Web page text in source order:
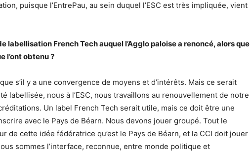
puisque l’EntrePau, au sein duquel l’ESC est très impliquée, vient
labellisation French Tech auquel l’Agglo paloise a renoncé, alors que
l’ont obtenu ?
s’il y a une convergence de moyens et d’intérêts. Mais ce serait
labellisée, nous à l’ESC, nous travaillons au renouvellement de notre
Un label French Tech serait utile, mais ce doit être une
avec le Pays de Béarn. Nous devons jouer groupé. Tout le
de cette idée fédératrice qu’est le Pays de Béarn, et la CCI doit jouer
sommes l’interface, reconnue, entre monde politique et